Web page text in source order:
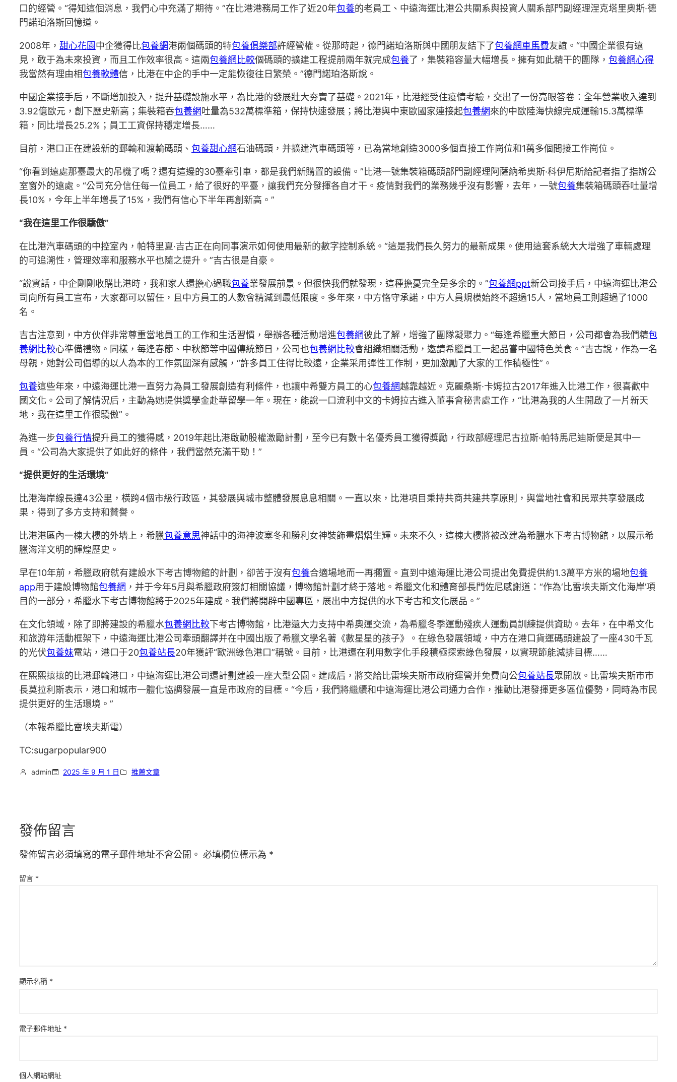
口的經營。“得知這個消息，我們心中充滿了期待。”在比港港務局工作了近20年包養的老員工、中遠海運比港公共關系與投資人關系部門副經理涅克塔里奧斯·德
門諾珀洛斯回憶道。
2008年， 甜心花園中企獲得比包養網港兩個碼頭的特包養俱樂部許經營權。從那時起，德門諾珀洛斯與中國朋友結下了包養網車馬費友誼。“中國企業很有遠
見，敢于為未來投資，而且工作效率很高。這兩包養網比較個碼頭的擴建工程提前兩年就完成包養了，集裝箱容量大幅增長。擁有如此精干的團隊， 包養網心得
我當然有理由相包養軟體信，比港在中企的手中一定能恢復往日繁榮。”德門諾珀洛斯說。
中國企業接手后，不斷增加投入，提升基礎設施水平，為比港的發展壯大夯實了基礎。2021年，比港經受住疫情考驗，交出了一份亮眼答卷：全年營業收入達到
3.92億歐元，創下歷史新高；集裝箱吞包養網吐量為532萬標準箱，保持快速發展；將比港與中東歐國家連接起包養網來的中歐陸海快線完成運輸15.3萬標準
箱，同比增長25.2%；員工工資保持穩定增長……
目前，港口正在建設新的郵輪和渡輪碼頭、 包養甜心網石油碼頭，并擴建汽車碼頭等，已為當地創造3000多個直接工作崗位和1萬多個間接工作崗位。
“你看到遠處那臺最大的吊機了嗎？還有這邊的30臺牽引車，都是我們新購置的設備。”比港一號集裝箱碼頭部門副經理阿薩納希奧斯·科伊尼斯給記者指了指辦公
室窗外的遠處。“公司充分信任每一位員工，給了很好的平臺，讓我們充分發揮各自才干。疫情對我們的業務幾乎沒有影響，去年，一號包養集裝箱碼頭吞吐量增
長10%，今年上半年增長了15%，我們有信心下半年再創新高。”
“我在這里工作很驕傲”
在比港汽車碼頭的中控室內，帕特里夏·吉古正在向同事演示如何使用最新的數字控制系統。“這是我們長久努力的最新成果。使用這套系統大大增強了車輛處理
的可追溯性，管理效率和服務水平也隨之提升。”吉古很是自豪。
“說實話，中企剛剛收購比港時，我和家人還擔心過職包養業發展前景。但很快我們就發現，這種擔憂完全是多余的。”包養網ppt新公司接手后，中遠海運比港公
司向所有員工宣布，大家都可以留任，且中方員工的人數會精減到最低限度。多年來，中方恪守承諾，中方人員規模始終不超過15人，當地員工則超過了1000
名。
吉古注意到，中方伙伴非常尊重當地員工的工作和生活習慣，舉辦各種活動增進包養網彼此了解，增強了團隊凝聚力。“每逢希臘重大節日，公司都會為我們精包
養網比較心準備禮物。同樣，每逢春節、中秋節等中國傳統節日，公司也包養網比較會組織相關活動，邀請希臘員工一起品嘗中國特色美食。”吉古說，作為一名
母親，她對公司倡導的以人為本的工作氛圍深有感觸，“許多員工住得比較遠，企業采用彈性工作制，更加激勵了大家的工作積極性”。
包養這些年來，中遠海運比港一直努力為員工發展創造有利條件，也讓中希雙方員工的心包養網越靠越近。克麗桑斯·卡姆拉古2017年進入比港工作，很喜歡中
國文化。公司了解情況后，主動為她提供獎學金赴華留學一年。現在，能說一口流利中文的卡姆拉古進入董事會秘書處工作，“比港為我的人生開啟了一片新天
地，我在這里工作很驕傲”。
為進一步包養行情提升員工的獲得感，2019年起比港啟動股權激勵計劃，至今已有數十名優秀員工獲得獎勵，行政部經理尼古拉斯·帕特馬尼迪斯便是其中一
員。“公司為大家提供了如此好的條件，我們當然充滿干勁！”
“提供更好的生活環境”
比港海岸線長達43公里，橫跨4個市級行政區，其發展與城市整體發展息息相關。一直以來，比港項目秉持共商共建共享原則，與當地社會和民眾共享發展成
果，得到了多方支持和贊譽。
比港港區內一棟大樓的外墻上，希臘包養意思神話中的海神波塞冬和勝利女神裝飾畫熠熠生輝。未來不久，這棟大樓將被改建為希臘水下考古博物館，以展示希
臘海洋文明的輝煌歷史。
早在10年前，希臘政府就有建設水下考古博物館的計劃，卻苦于沒有包養合適場地而一再擱置。直到中遠海運比港公司提出免費提供約1.3萬平方米的場地包養
app用于建設博物館包養網 ，并于今年5月與希臘政府簽訂相關協議，博物館計劃才終于落地。希臘文化和體育部長門佐尼感謝道：“作為‘比雷埃夫斯文化海岸’項
目的一部分，希臘水下考古博物館將于2025年建成。我們將開辟中國專區，展出中方提供的水下考古和文化展品。”
在文化領域，除了即將建設的希臘水包養網比較下考古博物館，比港還大力支持中希奧運交流，為希臘冬季運動殘疾人運動員訓練提供資助。去年，在中希文化
和旅游年活動框架下，中遠海運比港公司牽頭翻譯并在中國出版了希臘文學名著《數星星的孩子》。在綠色發展領域，中方在港口貨運碼頭建設了一座430千瓦
的光伏包養妹電站，港口于20包養站長20年獲評“歐洲綠色港口”稱號。目前，比港還在利用數字化手段積極探索綠色發展，以實現節能減排目標……
在熙熙攘攘的比港郵輪港口，中遠海運比港公司還計劃建設一座大型公園。建成后，將交給比雷埃夫斯市政府運營并免費向公包養站長眾開放。比雷埃夫斯市市
長莫拉利斯表示，港口和城市一體化協調發展一直是市政府的目標。“今后，我們將繼續和中遠海運比港公司通力合作，推動比港發揮更多區位優勢，同時為市民
提供更好的生活環境。”
（本報希臘比雷埃夫斯電）
TC:sugarpopular900
admin 2025 年 9 月 1 日 推薦文章
發佈留言
發佈留言必須填寫的電子郵件地址不會公開。 必填欄位標示為 *
留言 *
顯示名稱 *
電子郵件地址 *
個人網站網址